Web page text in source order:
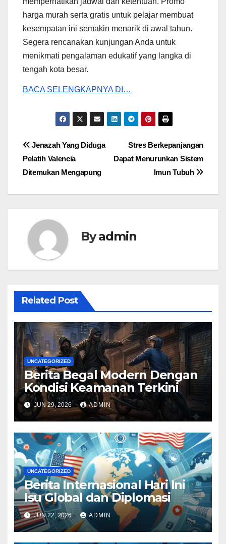
harga murah serta gratis untuk pelajar membuat
kesempatan ini semakin menarik di awal tahun.
Segera rencanakan kunjungan Anda untuk
menikmati pengalaman edukatif yang langka di
tengah kota besar.
BACA SELENGKAPNYA DI…
Post
navigation
Stres Berkepanjangan
Dapat Menurunkan Sistem
Imun Tubuh
Jenazah Yang Diduga
Pelatih Valencia
Ditemukan Mengapung
Byadmin
Related Post
UNCATEGORIZED
Berita Begal Modern Dengan
Kondisi Keamanan Terkini
JUN 29, 2026 ADMIN
UNCATEGORIZED
Berita Internasional Hari Ini
Isu Global dan Diplomasi
JUN 22, 2026 ADMIN